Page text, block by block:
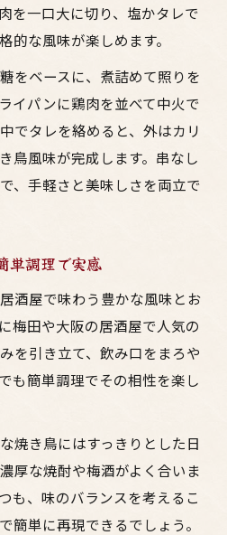
を一口大に切り、塩かタレで
的な風味が楽しめます。
をベースに、煮詰めて照りを
イパンに鶏肉を並べて中火で
でタレを絡めると、外はカリ
鳥風味が完成します。串なし
、手軽さと美味しさを両立で
単調理で実感
酒屋で味わう豊かな風味とお
梅田や大阪の居酒屋で人気の
を引き立て、飲み口をまろや
も簡単調理でその相性を楽し
焼き鳥にはすっきりとした日
厚な焼酎や梅酒がよく合いま
も、味のバランスを考えるこ
簡単に再現できるでしょう。